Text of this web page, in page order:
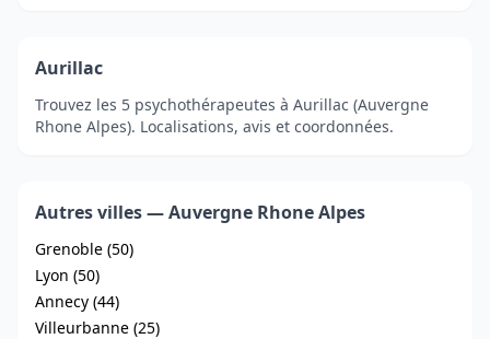
Aurillac
Trouvez les 5 psychothérapeutes à Aurillac (Auvergne
Rhone Alpes). Localisations, avis et coordonnées.
Autres villes — Auvergne Rhone Alpes
Grenoble (50)
Lyon (50)
Annecy (44)
Villeurbanne (25)